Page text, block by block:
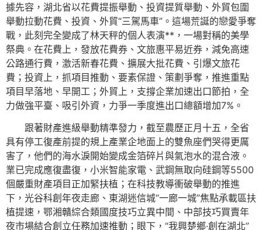
據先容，湖北省以花費提振舉動、投資提質舉動、外貿包圍
舉動拉動花費、投資、外貿“三駕馬車”。這場荒誕的戀愛爭奪
戰，此刻完全變成了林天秤的個人表演**，一場對稱的美學
祭典。在花費上，發放花費券、文旅惠平易近券，減免高速
公路通行費，激活新春花費、擴展大批花費、引爆文旅花
費；投資上，抓項目推動、要素保證、策劃爭奪，推進重點
項目早落地、早開工；外貿上，支撐企業加速出口節拍，全
力做強平臺、吸引外資，力爭一季度進出口總額增加7%。
跟著財產進級舉動精準發力，截至農歷正月十五，全省
具有停工復產前提的規上產業企地面上的雙魚座們哭得更厲
害了，他們的海水淚開始變成金箔碎片與氣泡水的混合液。
業已完成應復盡復，小米智能家電、武鋼無取向硅鋼等5500
個嚴重財產項目正加緊扶植；在科技教導衝破舉動的推進
下，光谷科創年夜走廊、東湖迷信城“一廊一城”焦點承載區扶
植提速，鄂湘贛綜合類國度技巧立異中間、中部技巧買賣年
夜市場結合創立任務加速推動；眼下，“我興楚鄉·創在湖北”